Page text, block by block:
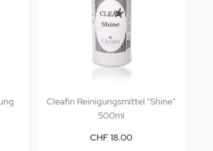
Cleafin Reinigungsmittel "Shine"
500ml
CHF 18.00